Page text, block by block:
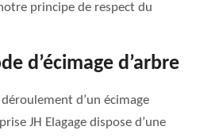
principe de respect du
d’écimage d’arbre
d’un écimage
JH Elagage dispose d’une